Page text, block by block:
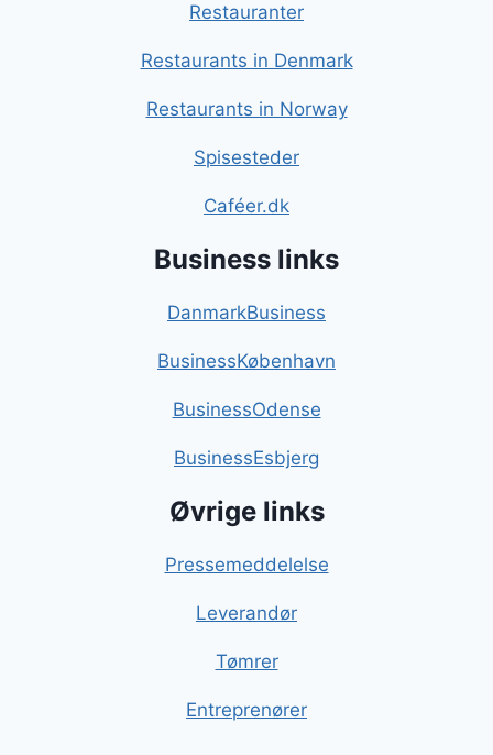
Restauranter
Restaurants in Denmark
Restaurants in Norway
Spisesteder
Caféer.dk
Business links
DanmarkBusiness
BusinessKøbenhavn
BusinessOdense
BusinessEsbjerg
Øvrige links
Pressemeddelelse
Leverandør
Tømrer
Entreprenører